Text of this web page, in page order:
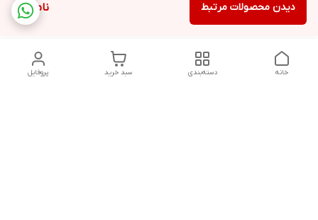
ناموجود دیدن محصولات مرتبط
پروفایل سبد خرید دسته‌بندی خانه